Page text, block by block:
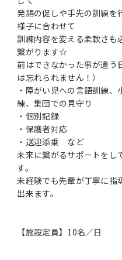
発語の促しや手先の訓練を
様子に合わせて
訓練内容を変える柔軟さも
繋がります☆
前はできなかった事が違う
は忘れられません！）
・障がい児への言語訓練
練、集団での見守り
・個別記録
・保護者対応
・送迎添乗 など
未来に繋がるサポートをし
す。
未経験でも先輩が丁寧に指
出来ます。
【施設定員】10名／日